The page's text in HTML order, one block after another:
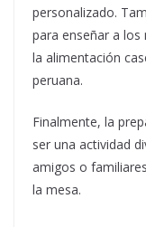
personalizado.
para enseñar a
la alimentación
peruana.
Finalmente, la
ser una actividad
amigos o
la mesa.